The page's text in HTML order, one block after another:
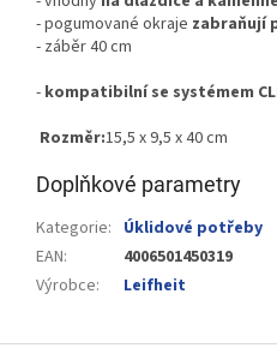
- pogumované okraje zabraňují
- záběr 40 cm
- kompatibilní se systémem
Rozměr:15,5 x 9,5 x 40 cm
Doplňkové parametry
Kategorie: Úklidové potřeby
EAN:
4006501450319
Výrobce: Leifheit